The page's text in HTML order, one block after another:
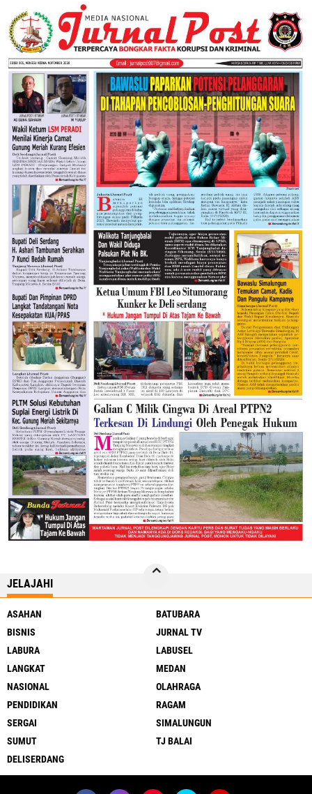
JELAJAHI
ASAHAN
BATUBARA
BISNIS
JURNAL TV
LABURA
LABUSEL
LANGKAT
MEDAN
NASIONAL
OLAHRAGA
PENDIDIKAN
RAGAM
SERGAI
SIMALUNGUN
SUMUT
TJ BALAI
DELISERDANG